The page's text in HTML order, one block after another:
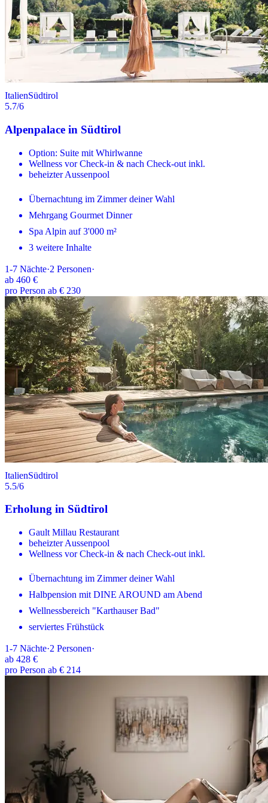
ItalienSüdtirol
5.7/6
Alpenpalace in Südtirol
Option: Suite mit Whirlwanne
Wellness vor Check-in & nach Check-out inkl.
beheizter Aussenpool
Übernachtung im Zimmer deiner Wahl
Mehrgang Gourmet Dinner
Spa Alpin auf 3'000 m²
3 weitere Inhalte
1-7 Nächte·2 Personen·
ab 460 €
pro Person ab € 230
ItalienSüdtirol
5.5/6
Erholung in Südtirol
Gault Millau Restaurant
beheizter Aussenpool
Wellness vor Check-in & nach Check-out inkl.
Übernachtung im Zimmer deiner Wahl
Halbpension mit DINE AROUND am Abend
Wellnessbereich "Karthauser Bad"
serviertes Frühstück
1-7 Nächte·2 Personen·
ab 428 €
pro Person ab € 214